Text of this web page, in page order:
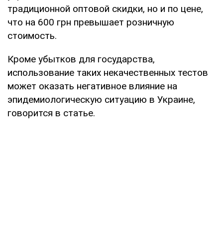
традиционной оптовой скидки, но и по цене,
что на 600 грн превышает розничную
стоимость.
Кроме убытков для государства,
использование таких некачественных тестов
может оказать негативное влияние на
эпидемиологическую ситуацию в Украине,
говорится в статье.